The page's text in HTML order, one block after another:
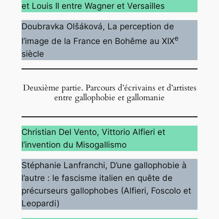
et Louis II entre Wagner et Versailles
Doubravka Olšáková, La perception de
l’image de la France en Bohême au XIXe
siècle
Deuxième partie. Parcours d’écrivains et d’artistes
entre gallophobie et gallomanie
Christian Del Vento, Vittorio Alfieri et
l’invention du Misogallismo
Stéphanie Lanfranchi, D’une gallophobie à
l’autre : le fascisme italien en quête de
précurseurs gallophobes (Alfieri, Foscolo et
Leopardi)